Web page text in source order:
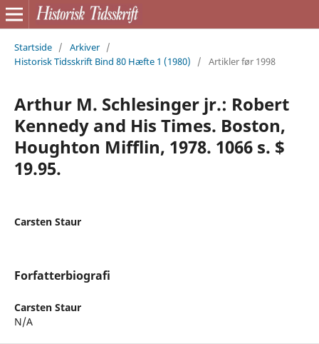
Startside / Arkiver /
Historisk Tidsskrift Bind 80 Hæfte 1 (1980)
/ Artikler før 1998
Arthur M. Schlesinger jr.: Robert
Kennedy and His Times. Boston,
Houghton Mifflin, 1978. 1066 s. $
19.95.
Carsten Staur
Forfatterbiografi
Carsten Staur
N/A